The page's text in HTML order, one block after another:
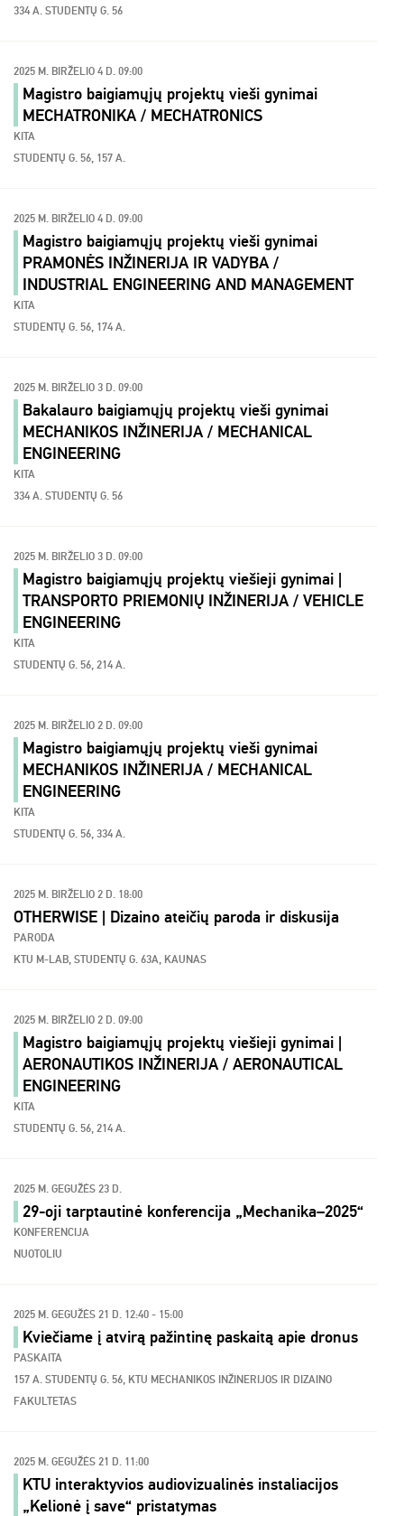
334 A. STUDENTŲ G. 56
2025 M. BIRŽELIO 4 D. 09:00
Magistro baigiamųjų projektų vieši gynimai
MECHATRONIKA / MECHATRONICS
KITA
STUDENTŲ G. 56, 157 A.
2025 M. BIRŽELIO 4 D. 09:00
Magistro baigiamųjų projektų vieši gynimai
PRAMONĖS INŽINERIJA IR VADYBA /
INDUSTRIAL ENGINEERING AND MANAGEMENT
KITA
STUDENTŲ G. 56, 174 A.
2025 M. BIRŽELIO 3 D. 09:00
Bakalauro baigiamųjų projektų vieši gynimai
MECHANIKOS INŽINERIJA / MECHANICAL
ENGINEERING
KITA
334 A. STUDENTŲ G. 56
2025 M. BIRŽELIO 3 D. 09:00
Magistro baigiamųjų projektų viešieji gynimai |
TRANSPORTO PRIEMONIŲ INŽINERIJA / VEHICLE
ENGINEERING
KITA
STUDENTŲ G. 56, 214 A.
2025 M. BIRŽELIO 2 D. 09:00
Magistro baigiamųjų projektų vieši gynimai
MECHANIKOS INŽINERIJA / MECHANICAL
ENGINEERING
KITA
STUDENTŲ G. 56, 334 A.
2025 M. BIRŽELIO 2 D. 18:00
OTHERWISE | Dizaino ateičių paroda ir diskusija
PARODA
KTU M-LAB, STUDENTŲ G. 63A, KAUNAS
2025 M. BIRŽELIO 2 D. 09:00
Magistro baigiamųjų projektų viešieji gynimai |
AERONAUTIKOS INŽINERIJA / AERONAUTICAL
ENGINEERING
KITA
STUDENTŲ G. 56, 214 A.
2025 M. GEGUŽĖS 23 D.
29-oji tarptautinė konferencija „Mechanika–2025“
KONFERENCIJA
NUOTOLIU
2025 M. GEGUŽĖS 21 D. 12:40 - 15:00
Kviečiame į atvirą pažintinę paskaitą apie dronus
PASKAITA
157 A. STUDENTŲ G. 56, KTU MECHANIKOS INŽINERIJOS IR DIZAINO
FAKULTETAS
2025 M. GEGUŽĖS 21 D. 11:00
KTU interaktyvios audiovizualinės instaliacijos
„Kelionė į save“ pristatymas